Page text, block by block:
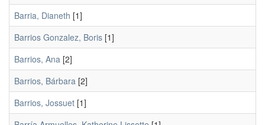
Barria, Dianeth [1]
Barrios Gonzalez, Boris [1]
Barrios, Ana [2]
Barrios, Bárbara [2]
Barrios, Jossuet [1]